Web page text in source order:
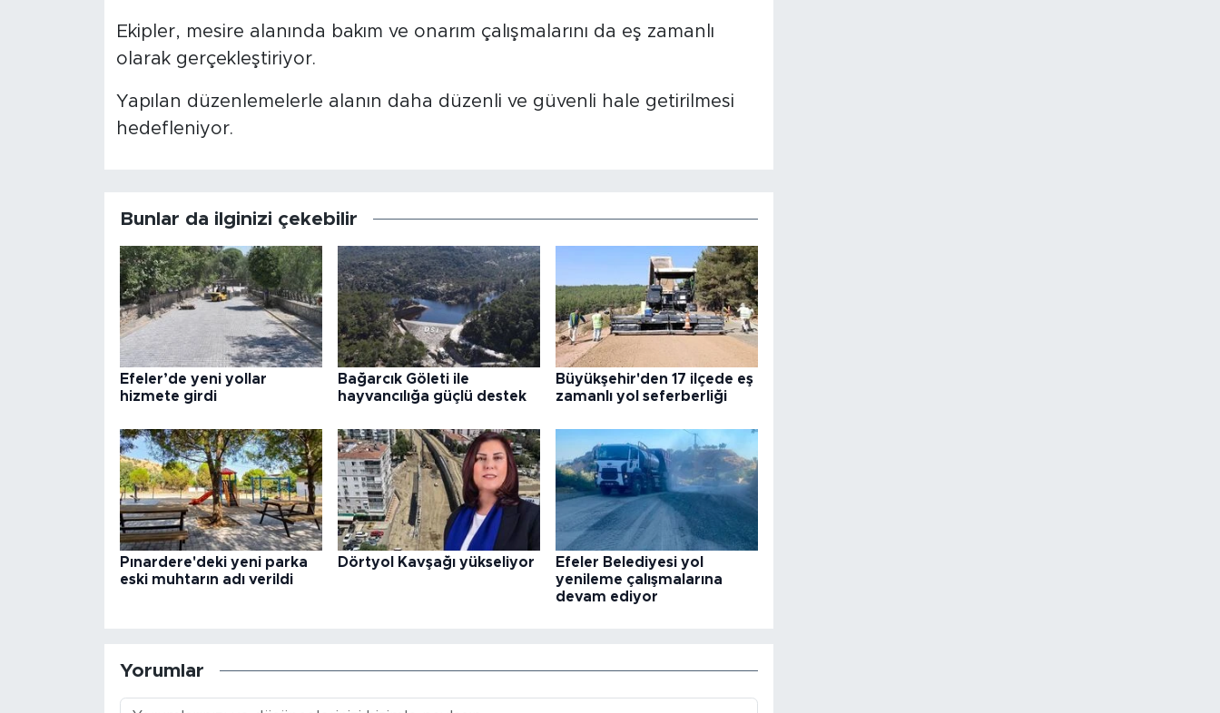
Ekipler, mesire alanında bakım ve onarım çalışmalarını da eş zamanlı
olarak gerçekleştiriyor.
Yapılan düzenlemelerle alanın daha düzenli ve güvenli hale getirilmesi
hedefleniyor.
Bunlar da ilginizi çekebilir
Efeler’de yeni yollar
hizmete girdi
Bağarcık Göleti ile
hayvancılığa güçlü destek
Büyükşehir'den 17 ilçede eş
zamanlı yol seferberliği
Pınardere'deki yeni parka
eski muhtarın adı verildi
Dörtyol Kavşağı yükseliyor
Efeler Belediyesi yol
yenileme çalışmalarına
devam ediyor
Yorumlar